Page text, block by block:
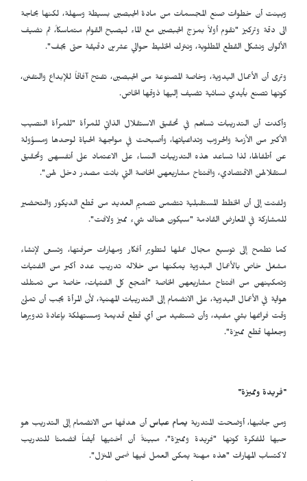
وبينت أن خطوات صنع المجسمات من مادة الجبصين بسيطة وسهلة، لكنها بحاجة
الى دقة وتركيز "نقوم أولاً بمزج الجبصين مع الماء ليصبح القوام متماسكاً، ثم نضيف
الألوان ونشكل القطع المطلوبة، ونترك الخليط حوالي عشرين دقيقة حتى يجف".
وترى أن الأعمال اليدوية، وخاصة المصنوعة من الجبصين، تفتح آفاقاً للإبداع والتفنن،
كونها تصنع بأيدي نسائية تضيف إليها ذوقها الخاص.
وأكدت أن التدريبات تساهم في تحقيق الاستقلال الذاتي للمرأة "للمرأة النصيب
الأكبر من الأزمة والحروب وتداعياتها، وأصبحت في مواجهة الحياة لوحدها ومسؤولة
عن أطفالها، لذا تساعد هذه التدريبات النساء على الاعتماد على أنفسهن وتحقيق
استقلالهن الاقتصادي، وافتتاح مشاريعهن الخاصة التي باتت مصدر دخل لهن".
ولفتت إلى أن الخطط المستقبلية تتضمن تصميم العديد من قطع الديكور والتحضير
للمشاركة في المعارض القادمة "سيكون هناك شيء مميز ولافت".
كما تطمح إلى توسيع مجال عملها لتطوير أفكار ومهارات حرفتها، وتسعى لإنشاء
مشغل خاص بالأعمال اليدوية يمكنها من خلاله تدريب عدد أكبر من الفتيات
وتمكينهن من افتتاح مشاريعهن الخاصة "أشجع كل الفتيات، خاصة من تمتلك
هواية في الأعمال اليدوية، على الانضمام إلى التدريبات المهنية، لأن المرأة يجب أن تملئ
وقت فراغها بشي مفيد، وأن تستفيد من أي قطع قديمة ومستهلكة بإعادة تدويرها
وجعلها قطع مميزة".
"فريدة ومميزة"
ومن جانبها، أوضحت المتدربة يمام عباس أن هدفها من الانضمام إلى التدريب هو
حبها للفكرة كونها "فريدة ومميزة"، مبينةً أن أختيها أيضاً انضمتا للتدريب
لاكتساب المهارات "هذه مهنة يمكن العمل فيها ضمن المنزل".